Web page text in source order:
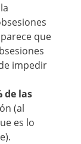
que
impedir
de las
(al
es lo